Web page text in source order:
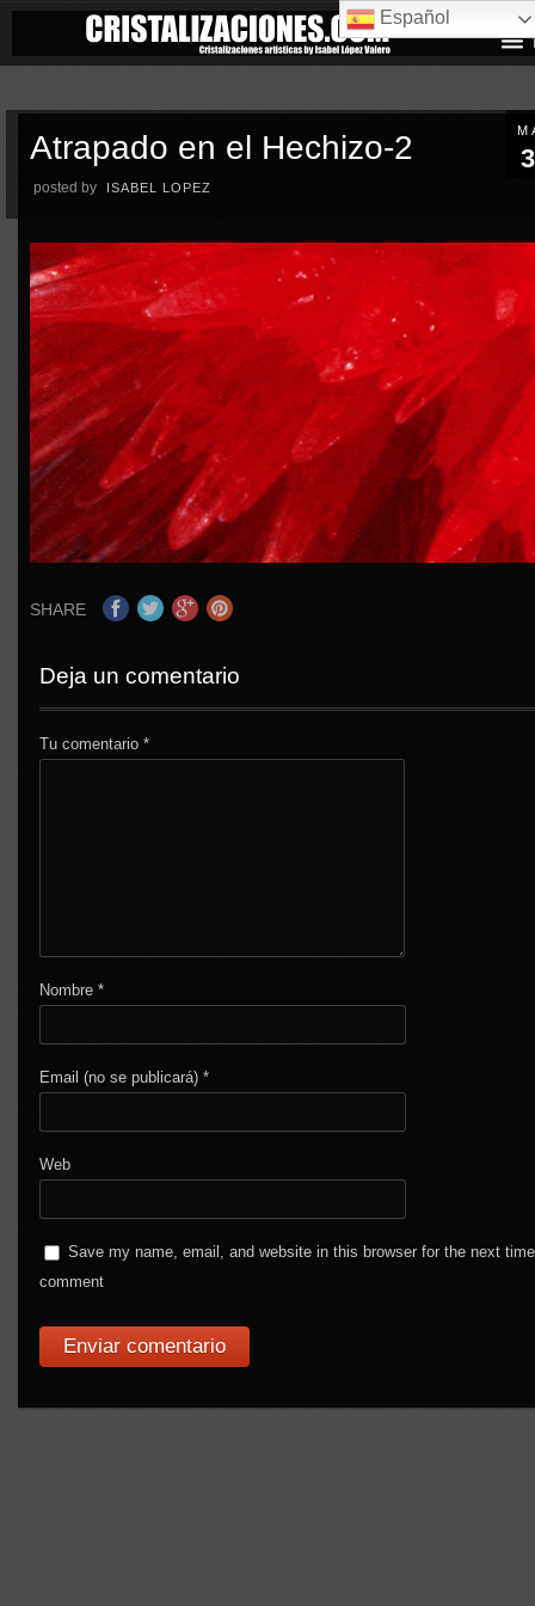
Atrapado en el Hechizo-2
posted by ISABEL LOPEZ
SHARE
Deja un comentario
Tu comentario*
Nombre*
Email (no se publicará)*
Web
Save my name, email, and website in this browser for the next
comment
Español